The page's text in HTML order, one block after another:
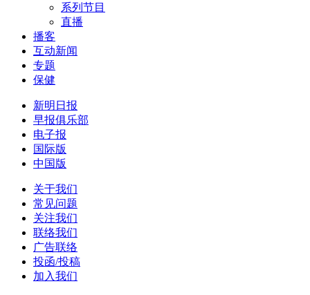
系列节目
直播
播客
互动新闻
专题
保健
新明日报
早报俱乐部
电子报
国际版
中国版
关于我们
常见问题
关注我们
联络我们
广告联络
投函/投稿
加入我们